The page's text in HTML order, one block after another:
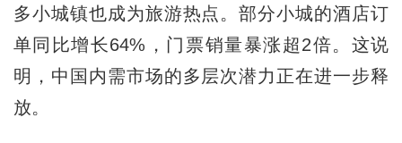
多小城镇也成为旅游热点。部分小城的酒店订
单同比增长64%，门票销量暴涨超2倍。这说
明，中国内需市场的多层次潜力正在进一步释
放。